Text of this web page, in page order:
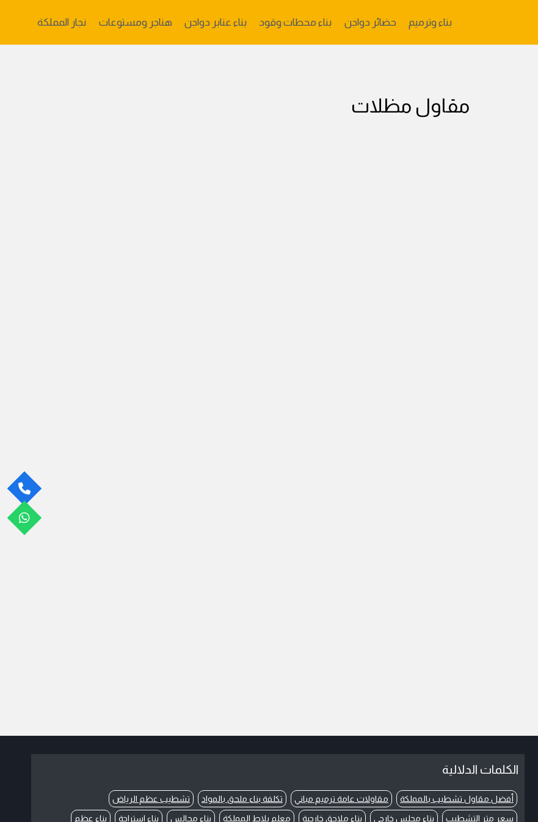
بناء وترميم حضائر دواجن بناء محطات وقود بناء عنابر دواجن هناجر ومستوعات نجار المملكة
مقاول مظلات
الكلمات الدلالية
أفضل مقاول تشطيب بالمملكة مقاولات عامة ترميم مباني تكلفة بناء ملحق بالمواد
تشطيب عظم الرياض
سعر متر التشطيب
بناء مجلس خارجي بناء ملاحق خارجية معلم بلاط المملكة بناء مجالس بناء استراحة بناء عظم